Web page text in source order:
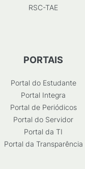
RSC-TAE
PORTAIS
Portal do Estudante
Portal Integra
Portal de Periódicos
Portal do Servidor
Portal da TI
Portal da Transparência